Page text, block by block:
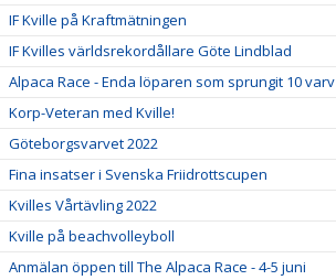
IF Kville på Kraftmätningen
IF Kvilles världsrekordållare Göte Lindblad
Alpaca Race - Enda löparen som sprungit 10 varv
Korp-Veteran med Kville!
Göteborgsvarvet 2022
Fina insatser i Svenska Friidrottscupen
Kvilles Vårtävling 2022
Kville på beachvolleyboll
Anmälan öppen till The Alpaca Race - 4-5 juni